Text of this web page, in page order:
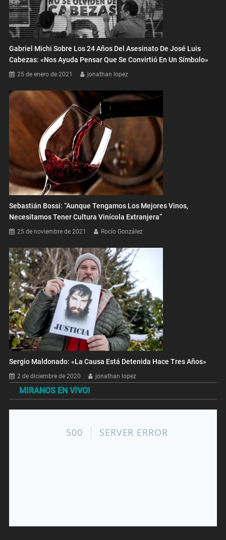
Gabriel Michi Sobre Los 24 Años Del Asesinato De José Luis
Cabezas: «Nos Ayuda Pensar Que Se Convirtió En Un Símbolo»
25 de enero de 2021 jonathan lopez
Sebastián Bossi: “Aunque Tengamos Los Mejores Vinos,
Necesitamos Tener Cultura Vinícola Extranjera”
25 de noviembre de 2021 Rocío González
Sergio Maldonado: «La Causa Está Detenida Hace Tres Años»
2 de diciembre de 2020 jonathan lopez
MIRANOS EN VIVO!